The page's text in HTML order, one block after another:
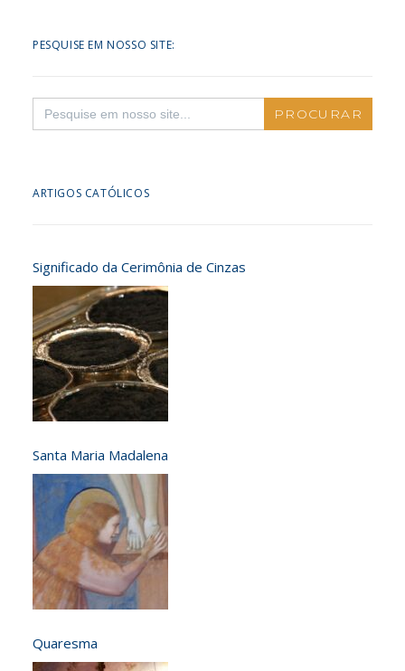
PESQUISE EM NOSSO SITE:
Search
for:
ARTIGOS CATÓLICOS
Significado da Cerimônia de Cinzas
Santa Maria Madalena
Quaresma